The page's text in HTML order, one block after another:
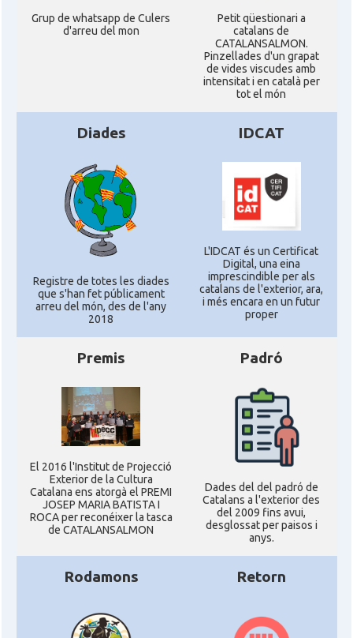
Grup de whatsapp de Culers
d'arreu del mon
Petit qüestionari a
catalans de
CATALANSALMON.
Pinzellades d'un grapat
de vides viscudes amb
intensitat i en català per
tot el món
Diades
Registre de totes les diades
que s'han fet públicament
arreu del món, des de l'any
2018
IDCAT
L'IDCAT és un Certificat
Digital, una eina
imprescindible per als
catalans de l'exterior, ara,
i més encara en un futur
proper
Premis
El 2016 l'Institut de Projecció
Exterior de la Cultura
Catalana ens atorgà el PREMI
JOSEP MARIA BATISTA I
ROCA per reconéixer la tasca
de CATALANSALMON
Padró
Dades del del padró de
Catalans a l'exterior des
del 2009 fins avui,
desglossat per paisos i
anys.
Rodamons Retorn